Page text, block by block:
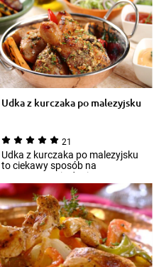
Udka z kurczaka po malezyjsku
21
Udka z kurczaka po malezyjsku
to ciekawy sposób na
przygotowanie dania
obiadowego. Sekret tej pot...